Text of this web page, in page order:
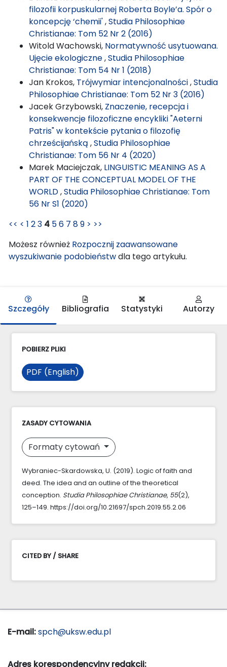
filozofii korpuskularnej Roberta Boyle’a. Spór o
koncepcję ‘chemii',Studia Philosophiae
Christianae: Tom 52 Nr 2 (2016)
Witold Wachowski, Normatywność usytuowana.
Ujęcie ekologiczne,Studia Philosophiae
Christianae: Tom 54 Nr 1 (2018)
Jan Krokos, Trójwymiar intencjonalności,Studia
Philosophiae Christianae: Tom 52 Nr 3 (2016)
Jacek Grzybowski, Znaczenie, recepcja i
konsekwencje filozoficzne encykliki "Aeterni
Patris" w kontekście pytania o filozofię
chrześcijańską ,Studia Philosophiae
Christianae: Tom 56 Nr 4 (2020)
Marek Maciejczak, LINGUISTIC MEANING AS A
PART OF THE CONCEPTUAL MODEL OF THE
WORLD,Studia Philosophiae Christianae: Tom
56 Nr S1 (2020)
<< < 1 23 4 56 7 89 > >>
Możesz również Rozpocznij zaawansowane
wyszukiwanie podobieństwdla tego artykułu.
Szczegóły Bibliografia Statystyki Autorzy
POBIERZ PLIKI
PDF (English)
ZASADY CYTOWANIA
Formaty cytowań
Wybraniec-Skardowska, U. (2019). Logic of faith and
deed. The idea and an outline of the theoretical
conception. Studia Philosophiae Christianae, 55(2),
125–149. https://doi.org/10.21697/spch.2019.55.2.06
CITED BY / SHARE
E-mail:spch@uksw.edu.pl
Adres korespondencyjny redakcji: